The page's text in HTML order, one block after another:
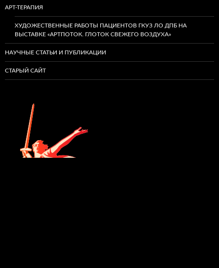
АРТ-ТЕРАПИЯ
ХУДОЖЕСТВЕННЫЕ РАБОТЫ ПАЦИЕНТОВ ГКУЗ ЛО ДПБ НА
ВЫСТАВКЕ «АРТПОТОК. ГЛОТОК СВЕЖЕГО ВОЗДУХА»
НАУЧНЫЕ СТАТЬИ И ПУБЛИКАЦИИ
СТАРЫЙ САЙТ